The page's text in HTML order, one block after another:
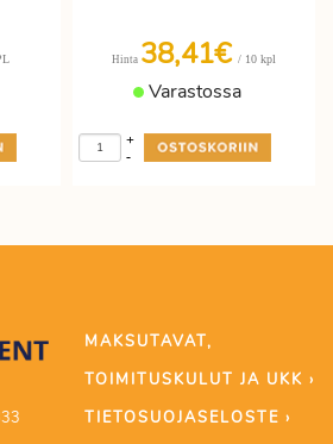
Hinta 38,41€ / 10 kpl
Varastossa
-
+
MAKSUTAVAT,
TOIMITUSKULUT JA UKK ›
TIETOSUOJASELOSTE ›